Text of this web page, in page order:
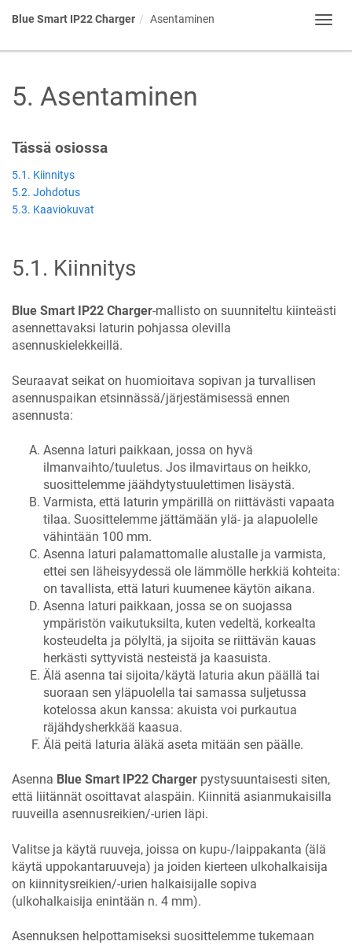
Blue Smart IP22 Charger Asentaminen
5. Asentaminen
Tässä osiossa
5.1. Kiinnitys
5.2. Johdotus
5.3. Kaaviokuvat
5.1 . Kiinnitys
Blue Smart IP22 Charger-mallisto on suunniteltu kiinteästi
asennettavaksi laturin pohjassa olevilla
asennuskielekkeillä.
Seuraavat seikat on huomioitava sopivan ja turvallisen
asennuspaikan etsinnässä/järjestämisessä ennen
asennusta:
Asenna laturi paikkaan, jossa on hyvä
ilmanvaihto/tuuletus. Jos ilmavirtaus on heikko,
suosittelemme jäähdytystuulettimen lisäystä.
Varmista, että laturin ympärillä on riittävästi vapaata
tilaa. Suosittelemme jättämään ylä- ja alapuolelle
vähintään 100 mm.
Asenna laturi palamattomalle alustalle ja varmista,
ettei sen läheisyydessä ole lämmölle herkkiä kohteita:
on tavallista, että laturi kuumenee käytön aikana.
Asenna laturi paikkaan, jossa se on suojassa
ympäristön vaikutuksilta, kuten vedeltä, korkealta
kosteudelta ja pölyltä, ja sijoita se riittävän kauas
herkästi syttyvistä nesteistä ja kaasuista.
Älä asenna tai sijoita/käytä laturia akun päällä tai
suoraan sen yläpuolella tai samassa suljetussa
kotelossa akun kanssa: akuista voi purkautua
räjähdysherkkää kaasua.
Älä peitä laturia äläkä aseta mitään sen päälle.
Asenna Blue Smart IP22 Charger pystysuuntaisesti siten,
että liitännät osoittavat alaspäin. Kiinnitä asianmukaisilla
ruuveilla asennusreikien/-urien läpi.
Valitse ja käytä ruuveja, joissa on kupu-/laippakanta (älä
käytä uppokantaruuveja) ja joiden kierteen ulkohalkaisija
on kiinnitysreikien/-urien halkaisijalle sopiva
(ulkohalkaisija enintään n. 4 mm).
Asennuksen helpottamiseksi suosittelemme tukemaan